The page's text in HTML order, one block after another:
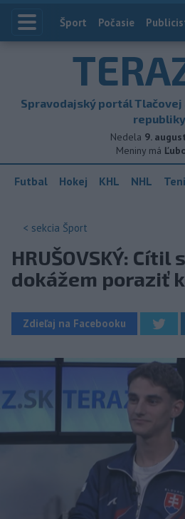
Index
Šport Počasie
Spravodajský portál
republiky
Nedela 9.
Meniny má
Futbal Hokej KHL NHL
< sekcia Šport
HRUŠOVSKÝ: Cítil
dokážem poraziť
Zdieľaj na Facebooku